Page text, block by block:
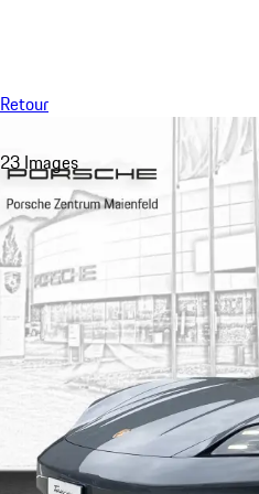
Retour
23 Images